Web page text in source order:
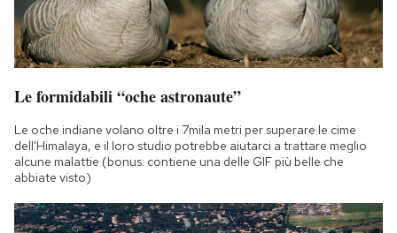
Le formidabili “oche astronaute”
Le oche indiane volano oltre i 7mila metri per superare le cime
dell'Himalaya, e il loro studio potrebbe aiutarci a trattare meglio
alcune malattie (bonus: contiene una delle GIF più belle che
abbiate visto)